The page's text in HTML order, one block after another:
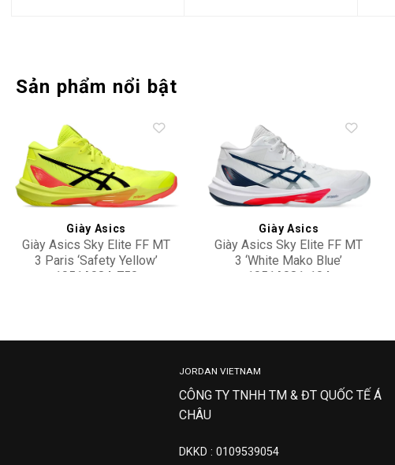
Sản phẩm nổi bật
Add to
wishlist
Giày Asics
Giày Asics Sky Elite FF MT
3 Paris ‘Safety Yellow’
1051A084-750
Add to
wishlist
Giày Asics
Giày Asics Sky Elite FF MT
3 ‘White Mako Blue’
1051A081-104
JORDAN VIETNAM
CÔNG TY TNHH TM & ĐT QUỐC TẾ Á
CHÂU
DKKD : 0109539054